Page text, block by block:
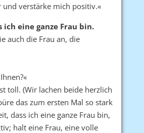
verstärke mich positiv.«
ich eine ganze Frau bin.
auch die Frau an, die
toll. (Wir lachen beide herzlich
das zum ersten Mal so stark
dass ich eine ganze Frau bin,
halt eine Frau, eine volle